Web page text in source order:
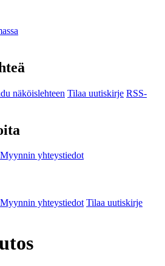
näköislehteen Tilaa uutiskirje RSS-
Myynnin yhteystiedot
Myynnin yhteystiedot Tilaa uutiskirje